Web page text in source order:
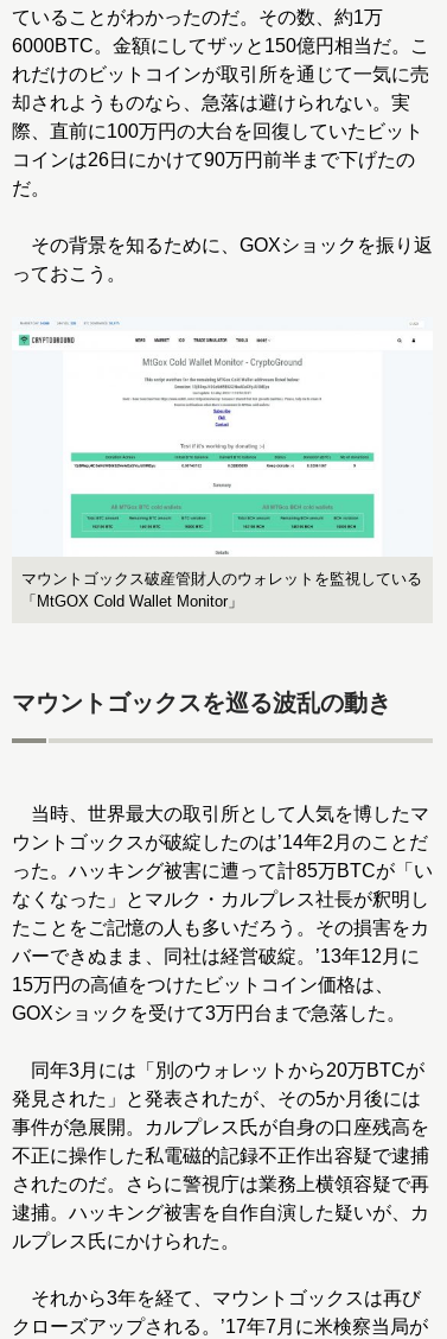
ていることがわかったのだ。その数、約1万
6000BTC。金額にしてザッと150億円相当だ。こ
れだけのビットコインが取引所を通じて一気に売
却されようものなら、急落は避けられない。実
際、直前に100万円の大台を回復していたビット
コインは26日にかけて90万円前半まで下げたの
だ。
その背景を知るために、GOXショックを振り返
っておこう。
マウントゴックス破産管財人のウォレットを監視している
「MtGOX Cold Wallet Monitor」
マウントゴックスを巡る波乱の動き
当時、世界最大の取引所として人気を博したマ
ウントゴックスが破綻したのは’14年2月のことだ
った。ハッキング被害に遭って計85万BTCが「い
なくなった」とマルク・カルプレス社長が釈明し
たことをご記憶の人も多いだろう。その損害をカ
バーできぬまま、同社は経営破綻。’13年12月に
15万円の高値をつけたビットコイン価格は、
GOXショックを受けて3万円台まで急落した。
同年3月には「別のウォレットから20万BTCが
発見された」と発表されたが、その5か月後には
事件が急展開。カルプレス氏が自身の口座残高を
不正に操作した私電磁的記録不正作出容疑で逮捕
されたのだ。さらに警視庁は業務上横領容疑で再
逮捕。ハッキング被害を自作自演した疑いが、カ
ルプレス氏にかけられた。
それから3年を経て、マウントゴックスは再び
クローズアップされる。’17年7月に米検察当局が